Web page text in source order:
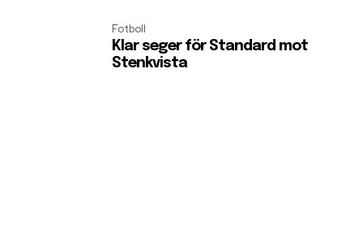
Fotboll
Klar seger för Standard mot
Stenkvista